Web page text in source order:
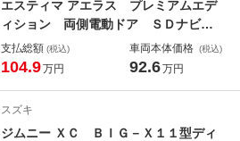
エスティマ アエラス プレミアムエデ
ィション 両側電動ドア ＳＤナビ
バックカメラ 禁煙車 パワーシー
ト スマートキー ＨＩＤヘッド 純
ｈ ＣＤ ＤＶＤ再生 フルセグ
支払総額 (税込)
104.9万円
車両本体価格 (税込)
92.6万円
スズキ
ジムニー ＸＣ ＢＩＧ－Ｘ１１型ディ